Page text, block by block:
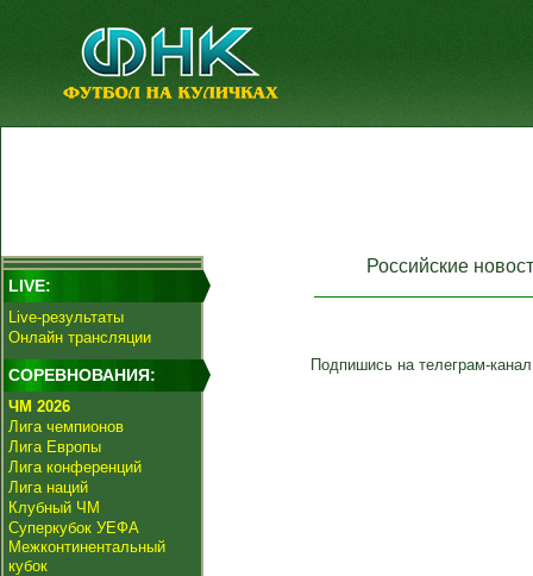
LIVE:
Live-результаты
Онлайн трансляции
СОРЕВНОВАНИЯ:
ЧМ 2026
Лига чемпионов
Лига Европы
Лига конференций
Лига наций
Клубный ЧМ
Суперкубок УЕФА
Межконтинентальный
кубок
Российские
Подпишись на телеграм-